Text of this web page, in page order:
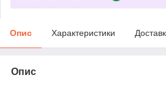
Опис Характеристики
Опис